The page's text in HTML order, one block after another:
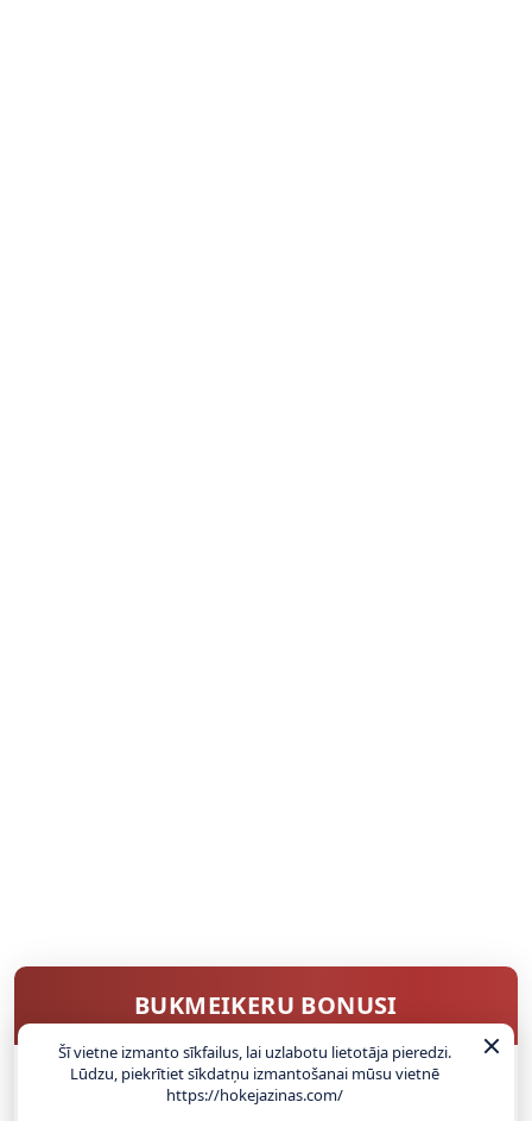
BUKMEIKERU BONUSI
SAŅEMT BONUSU
Šī vietne izmanto sīkfailus, lai uzlabotu lietotāja pieredzi.
Lūdzu, piekrītiet sīkdatņu izmantošanai mūsu vietnē
https://hokejazinas.com/